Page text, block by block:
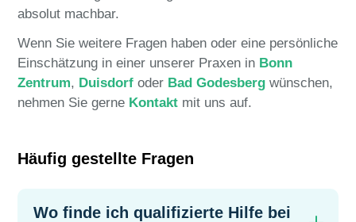
absolut machbar.
Wenn Sie weitere Fragen haben oder eine persönliche
Einschätzung in einer unserer Praxen in Bonn
Zentrum, Duisdorf oder Bad Godesberg wünschen,
nehmen Sie gerne Kontakt mit uns auf.
Häufig gestellte Fragen
Wo finde ich qualifizierte Hilfe bei